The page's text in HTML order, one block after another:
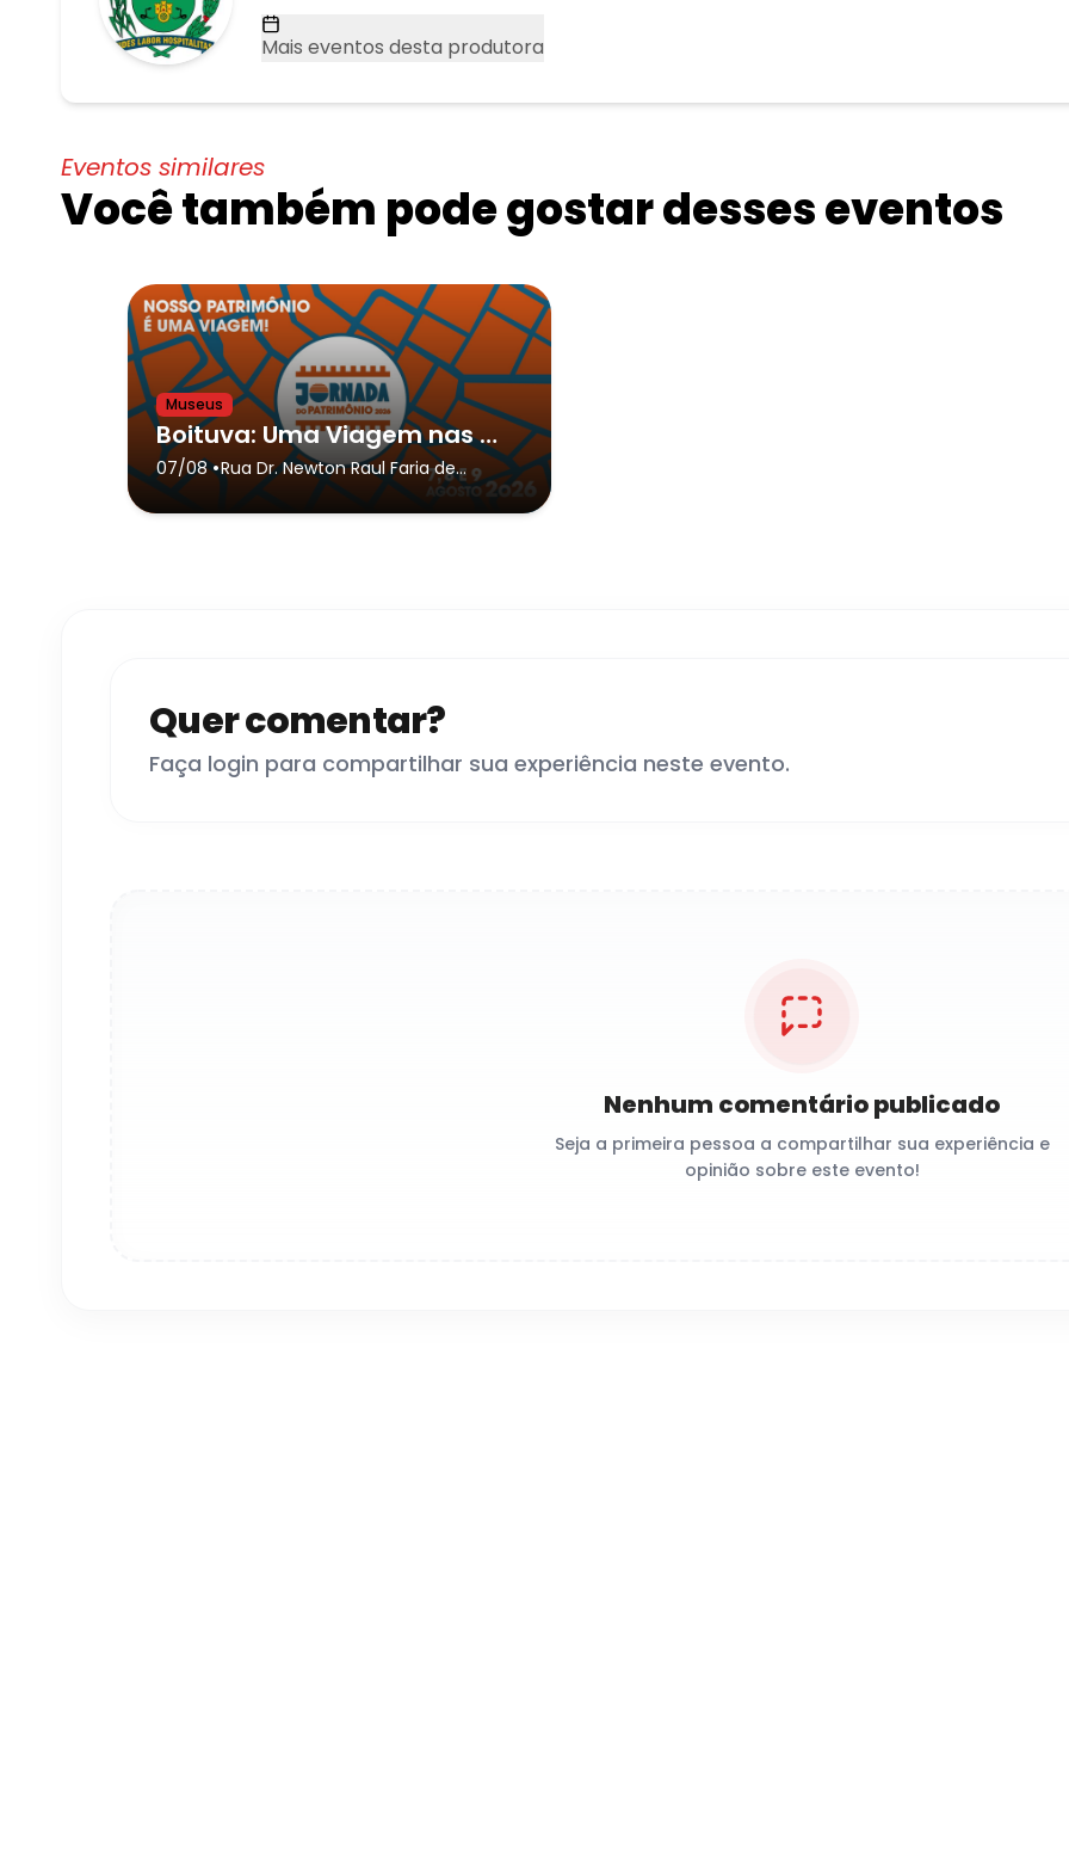
Mais eventos desta produtora
Eventos similares
Você também pode gostar desses eventos
Museus
Boituva: Uma Viagem nas Alturas
07/08 •Rua Dr. Newton Raul Faria de
Almeida, 100
- Boituva
Quer comentar?
Faça login para compartilhar sua experiência neste evento.
Nenhum comentário publicado
Seja a primeira pessoa a compartilhar sua experiência e
opinião sobre este evento!